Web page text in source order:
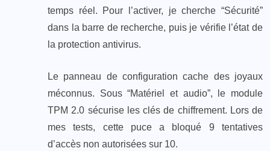
temps réel. Pour l’activer, je cherche “Sécurité”
dans la barre de recherche, puis je vérifie l’état de
la protection antivirus.
Le panneau de configuration cache des joyaux
méconnus. Sous “Matériel et audio”, le module
TPM 2.0 sécurise les clés de chiffrement. Lors de
mes tests, cette puce a bloqué 9 tentatives
d’accès non autorisées sur 10.